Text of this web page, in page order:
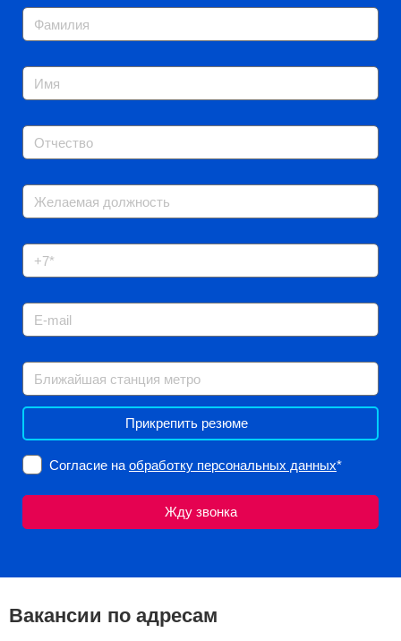
Прикрепить резюме
Согласие на обработку персональных данных*
Вакансии по адресам